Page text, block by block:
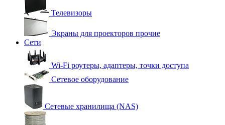
Телевизоры
Экраны для проекторов прочие
Сети
Wi-Fi роутеры, адаптеры, точки доступа
Сетевое оборудование
Сетевые хранилища (NAS)